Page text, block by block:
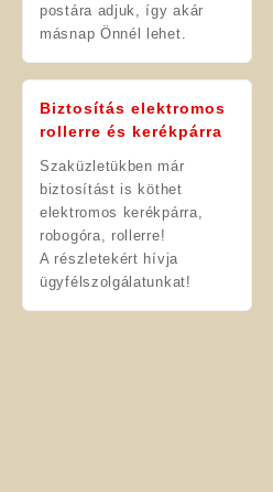
postára adjuk, így akár
másnap Önnél lehet.
Biztosítás elektromos
rollerre és kerékpárra
Szaküzletükben már
biztosítást is köthet
elektromos kerékpárra,
robogóra, rollerre!
A részletekért hívja
ügyfélszolgálatunkat!